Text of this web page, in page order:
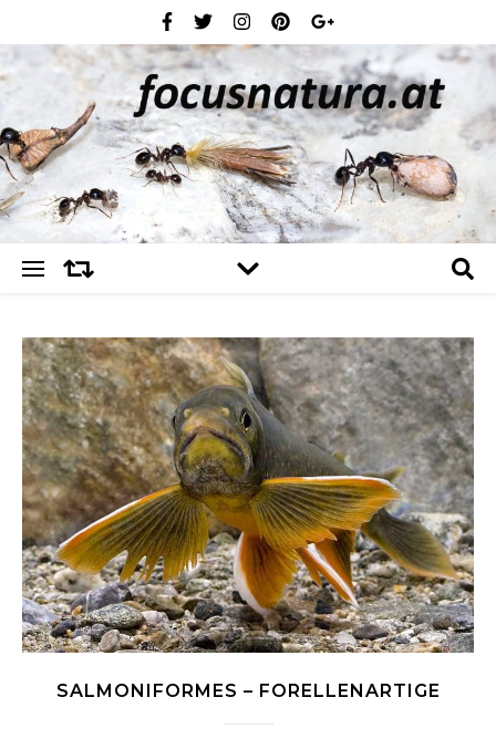
SALMONIFORMES – FORELLENARTIGE